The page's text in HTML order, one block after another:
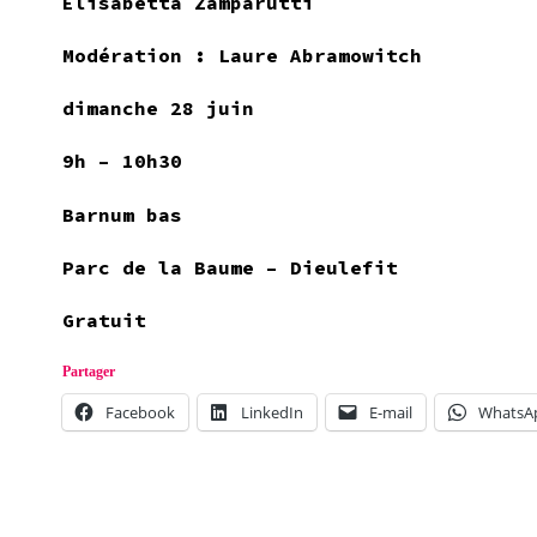
Modération : Laure Abramowitch
dimanche 28 juin
9h – 10h30
Barnum bas
Parc de la Baume – Dieulefit
Gratuit
Partager
Facebook LinkedIn E-mail